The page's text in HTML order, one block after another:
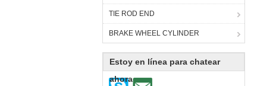
TIE ROD END
BRAKE WHEEL CYLINDER
Estoy en línea para chatear
ahora